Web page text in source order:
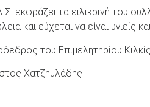
εκφράζει τα ειλικρινή του
και εύχεται να είναι υγιείς
του Επιμελητηρίου Κιλκίς
Χατζημλάδης